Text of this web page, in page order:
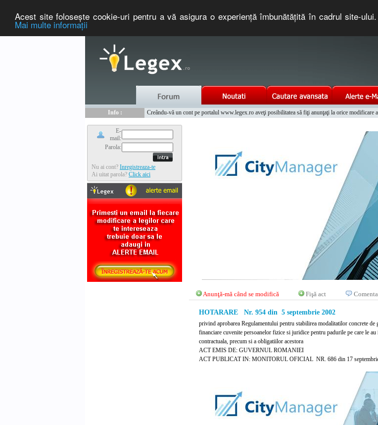
Acest site foloseşte cookie-uri pentru a vă asigura o experienţă îmbunătăţită în cadrul site-
Mai multe informaţii
Info :
Creându-vă un cont pe portalul www.legex.ro aveţi posibilitatea să fiţi anunţaţi la orice modificare
E-
mail:
Parola:
Nu ai cont? Inregistreaza-te
Ai uitat parola? Click aici
Anunţă-mă când se modifică Fişă act
HOTARARE Nr. 954 din 5 septembrie 2002
privind aprobarea Regulamentului pentru stabilirea modalitatilor concrete
financiare cuvenite persoanelor fizice si juridice pentru padurile pe care le
contractuala, precum si a obligatiilor acestora
ACT EMIS DE: GUVERNUL ROMANIEI
ACT PUBLICAT IN: MONITORUL OFICIAL NR. 686 din 17